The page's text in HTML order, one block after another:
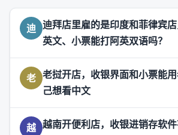
迪 迪拜店里雇的是印度和菲律宾
英文、小票能打阿英双语吗？
老 老挝开店，收银界面和小票能
己想看中文
越 越南开便利店，收银进销存软件